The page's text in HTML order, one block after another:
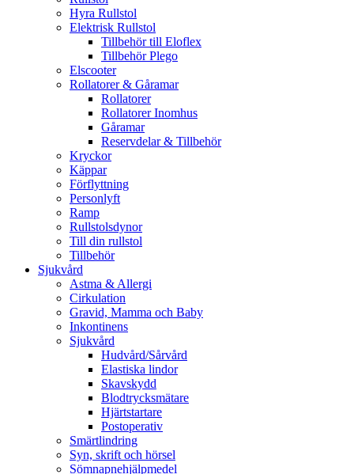
Hyra Rullstol
Elektrisk Rullstol
Tillbehör till Eloflex
Tillbehör Plego
Elscooter
Rollatorer & Gåramar
Rollatorer
Rollatorer Inomhus
Gåramar
Reservdelar & Tillbehör
Kryckor
Käppar
Förflyttning
Personlyft
Ramp
Rullstolsdynor
Till din rullstol
Tillbehör
Sjukvård
Astma & Allergi
Cirkulation
Gravid, Mamma och Baby
Inkontinens
Sjukvård
Hudvård/Sårvård
Elastiska lindor
Skavskydd
Blodtrycksmätare
Hjärtstartare
Postoperativ
Smärtlindring
Syn, skrift och hörsel
Sömnapnehjälpmedel